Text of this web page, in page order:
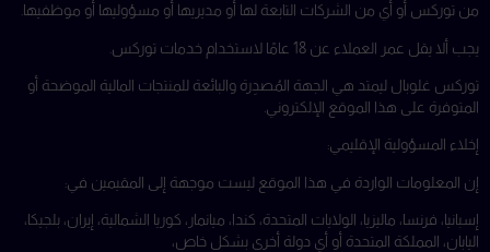
من توركس أو أي من الشركات التابعة لها أو مديريها أو مسؤوليها أو موظفيها.
يجب ألا يقل عمر العملاء عن 18 عامًا لاستخدام خدمات توركس.
توركس غلوبال ليمتد هي الجهة المُصدِرة والبائعة للمنتجات المالية الموضحة أو
المتوفرة على هذا الموقع الإلكتروني.
إخلاء المسؤولية الإقليمي:
إن المعلومات الواردة في هذا الموقع ليست موجهة إلى المقيمين في:
إسبانيا، فرنسا، ماليزيا، الولايات المتحدة، كندا، ميانمار، كوريا الشمالية، إيران، بلجيكا،
اليابان، المملكة المتحدة أو أي دولة أخرى بشكل خاص،